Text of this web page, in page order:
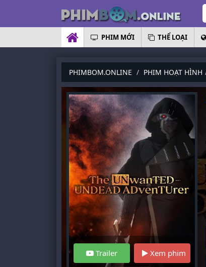
PHIM MỚI THỂ LOẠI
PHIMBOM.ONLINE PHIM HOẠT HÌNH
Trailer Xem phim